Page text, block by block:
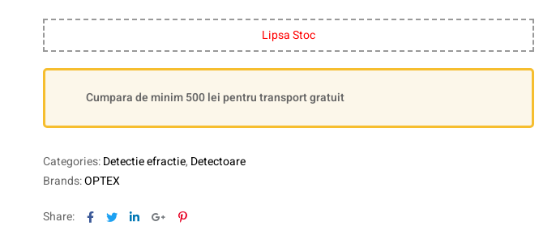
Lipsa Stoc
Cumpara de minim 500 lei pentru transport gratuit
Categories:Detectie efractie, Detectoare
Brands:OPTEX
Share: Facebook
TwitterLinkedinGoogle+Pinterest